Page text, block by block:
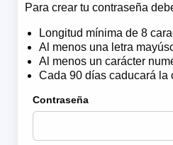
Para crear tu contraseña
Longitud mínima de 8
Al menos una letra
Al menos un carácter
Cada 90 días caducará la
Contraseña